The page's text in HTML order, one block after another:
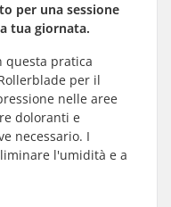
per una sessione
tua giornata.
questa pratica
per il
nelle aree
doloranti e
necessario. I
l'umidità e a